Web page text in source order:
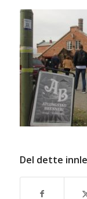
Del dette